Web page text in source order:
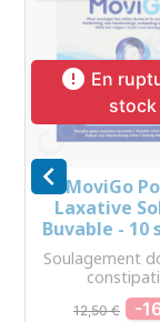

 En
stock
MoviGo
Laxative
Buvable - 10
Soulagement
12,50 € -